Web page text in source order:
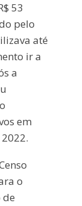
53
pelo
até
ir a
a
em
o
de